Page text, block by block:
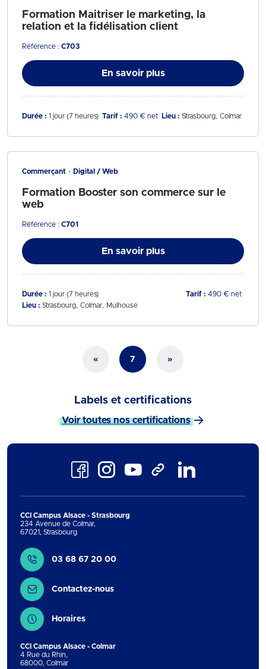
Formation Maitriser le marketing, la
relation et la fidélisation client
Référence : C703
En savoir plus
Durée : 1 jour (7 heures) Tarif : 490 € net Lieu : Strasbourg Colmar
Commerçant Digital / Web
Formation Booster son commerce sur le
web
Référence : C701
En savoir plus
Durée : 1 jour (7 heures) Tarif : 490 € net
Lieu : Strasbourg Colmar Mulhouse
« 7 »
Labels et certifications
Voir toutes nos certifications
FacebookInstagramYoutube TikTok
CCI Campus Alsace - Strasbourg
234 Avenue de Colmar,
67021, Strasbourg
Contact
03 68 67 20 00
Contactez-nous
Horaires
CCI Campus Alsace - Colmar
4 Rue du Rhin,
68000, Colmar